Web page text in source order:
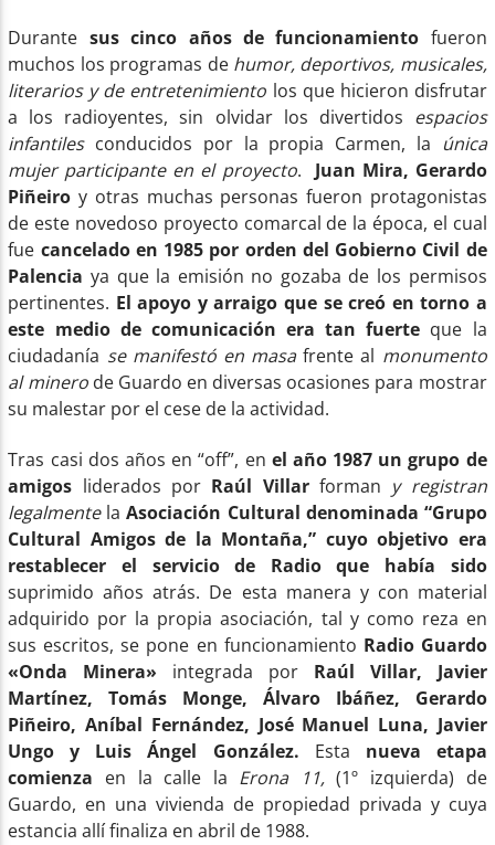
Durante sus cinco años de funcionamiento fueron
muchos los programas dehumor, deportivos, musicales,
literarios y de entretenimiento los que hicieron disfrutar
a los radioyentes, sin olvidar los divertidos espacios
infantilesconducidos por la propia Carmen, la única
mujer participante en el proyecto. Juan Mira, Gerardo
Piñeiroy otras muchas personas fueron protagonistas
de este novedoso proyecto comarcal de la época, el cual
fue cancelado en 1985 por orden del Gobierno Civil de
Palencia ya que la emisión no gozaba de los permisos
pertinentes. El apoyo y arraigo que se creó en torno a
este medio de comunicación era tan fuerte que la
ciudadanía se manifestó en masafrente al monumento
al minerode Guardo en diversas ocasiones para mostrar
su malestar por el cese de la actividad.
Tras casi dos años en “off”, en el año 1987 un grupo de
amigos liderados por Raúl Villar forman y registran
legalmentelaAsociación Cultural denominada “Grupo
Cultural Amigos de la Montaña,” cuyo objetivo era
restablecer el servicio de Radio que había sido
suprimido años atrás. De esta manera y con material
adquirido por la propia asociación, tal y como reza en
sus escritos, se pone en funcionamiento Radio Guardo
«Onda Minera» integrada por Raúl Villar, Javier
Martínez, Tomás Monge, Álvaro Ibáñez, Gerardo
Piñeiro, Aníbal Fernández, José Manuel Luna, Javier
Ungo y Luis Ángel González. Esta nueva etapa
comienza en la calle la Erona 11,(1º izquierda) de
Guardo, en una vivienda de propiedad privada y cuya
estancia allí finaliza en abril de 1988.